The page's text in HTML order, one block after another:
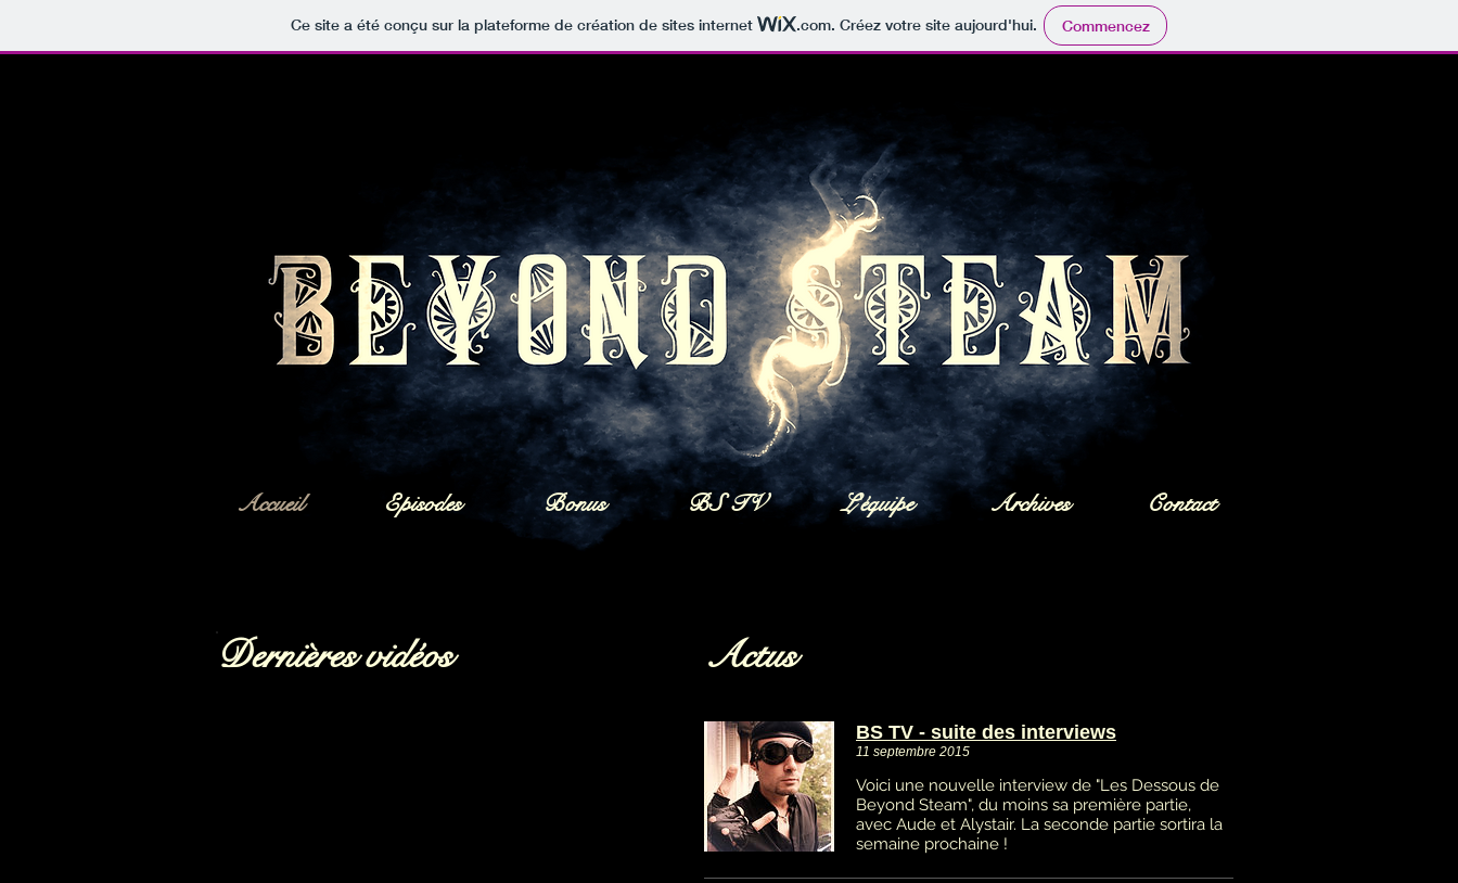
Ce site a été conçu sur la plateforme de création de sites internet .com. Créez votre site aujourd'hui. Commencez
Beyond Steam
Accueil Episodes Bonus BS TV L'équipe Archives Contact
Actus
Dernières vidéos
BS TV - suite des interviews
11 septembre 2015
Voici une nouvelle interview de "Les Dessous de
Beyond Steam", du moins sa première partie,
avec Aude et Alystair. La seconde partie sortira la
semaine prochaine !